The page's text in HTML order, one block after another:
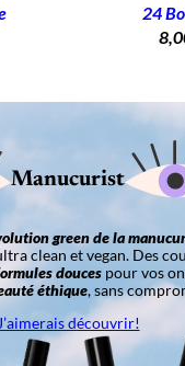
24
Manucurist
green de la
clean et vegan. Des
douces pour vos
éthique, sans
J’aimerais découvrir!